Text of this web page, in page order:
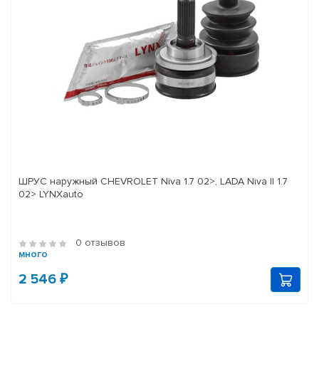
ШРУС наружный CHEVROLET Niva 1.7 02>, LADA Niva II 1.7
02> LYNXauto
0 отзывов
много
2 546 ₽